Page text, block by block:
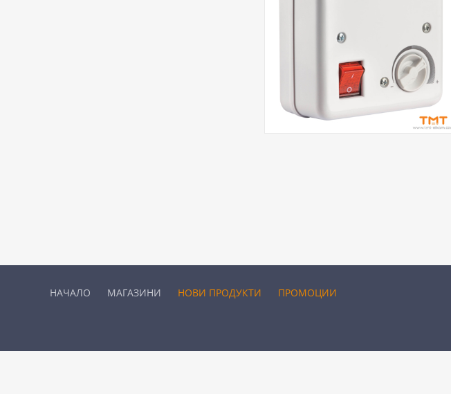
НАЧАЛО МАГАЗИНИ НОВИ ПРОДУКТИ ПРОМОЦИИ